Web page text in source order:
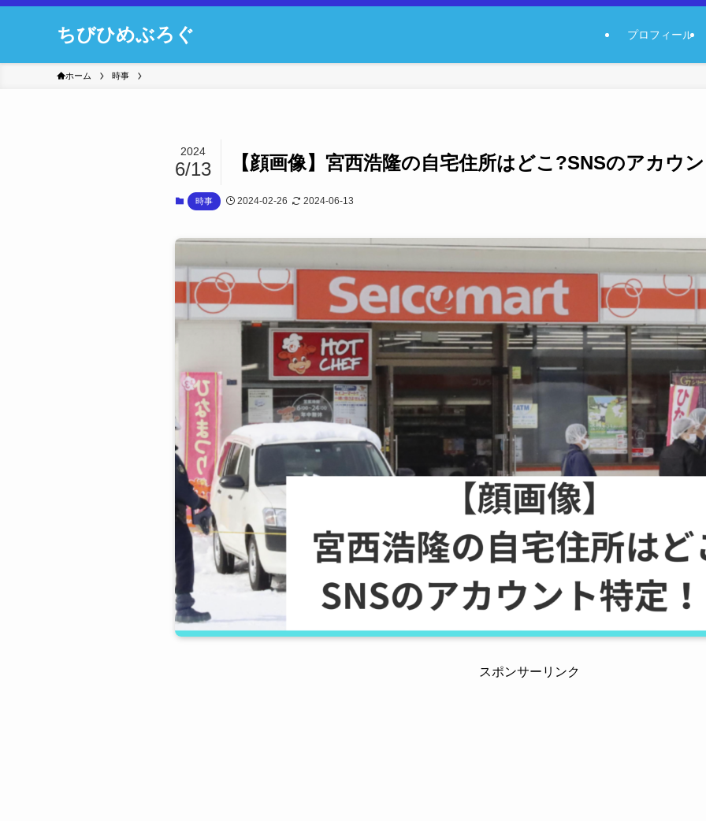
ちびひめぶろぐ プロフィール
ホーム 時事
【顔画像】宮西浩隆の自宅住所はどこ?SNSのアカウ
2024
6/13
時事 2024-02-26 2024-06-13
スポンサーリンク